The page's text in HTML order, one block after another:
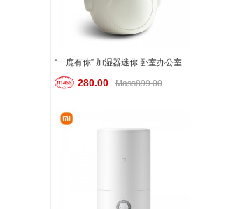
“一鹿有你” 加湿器迷你 卧室办公室桌面小型家用空气加湿器
280.00 Mass899.00